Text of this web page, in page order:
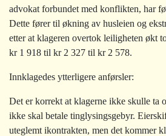
advokat forbundet med konflikten, har
Dette fører til økning av husleien og
etter at klageren overtok leiligheten økt
kr 1 918 til kr 2 327 til kr 2 578.
Innklagedes ytterligere anførsler:
Det er korrekt at klagerne ikke skulle ta
ikke skal betale tinglysingsgebyr.
uteglemt ikontrakten, men det kommer